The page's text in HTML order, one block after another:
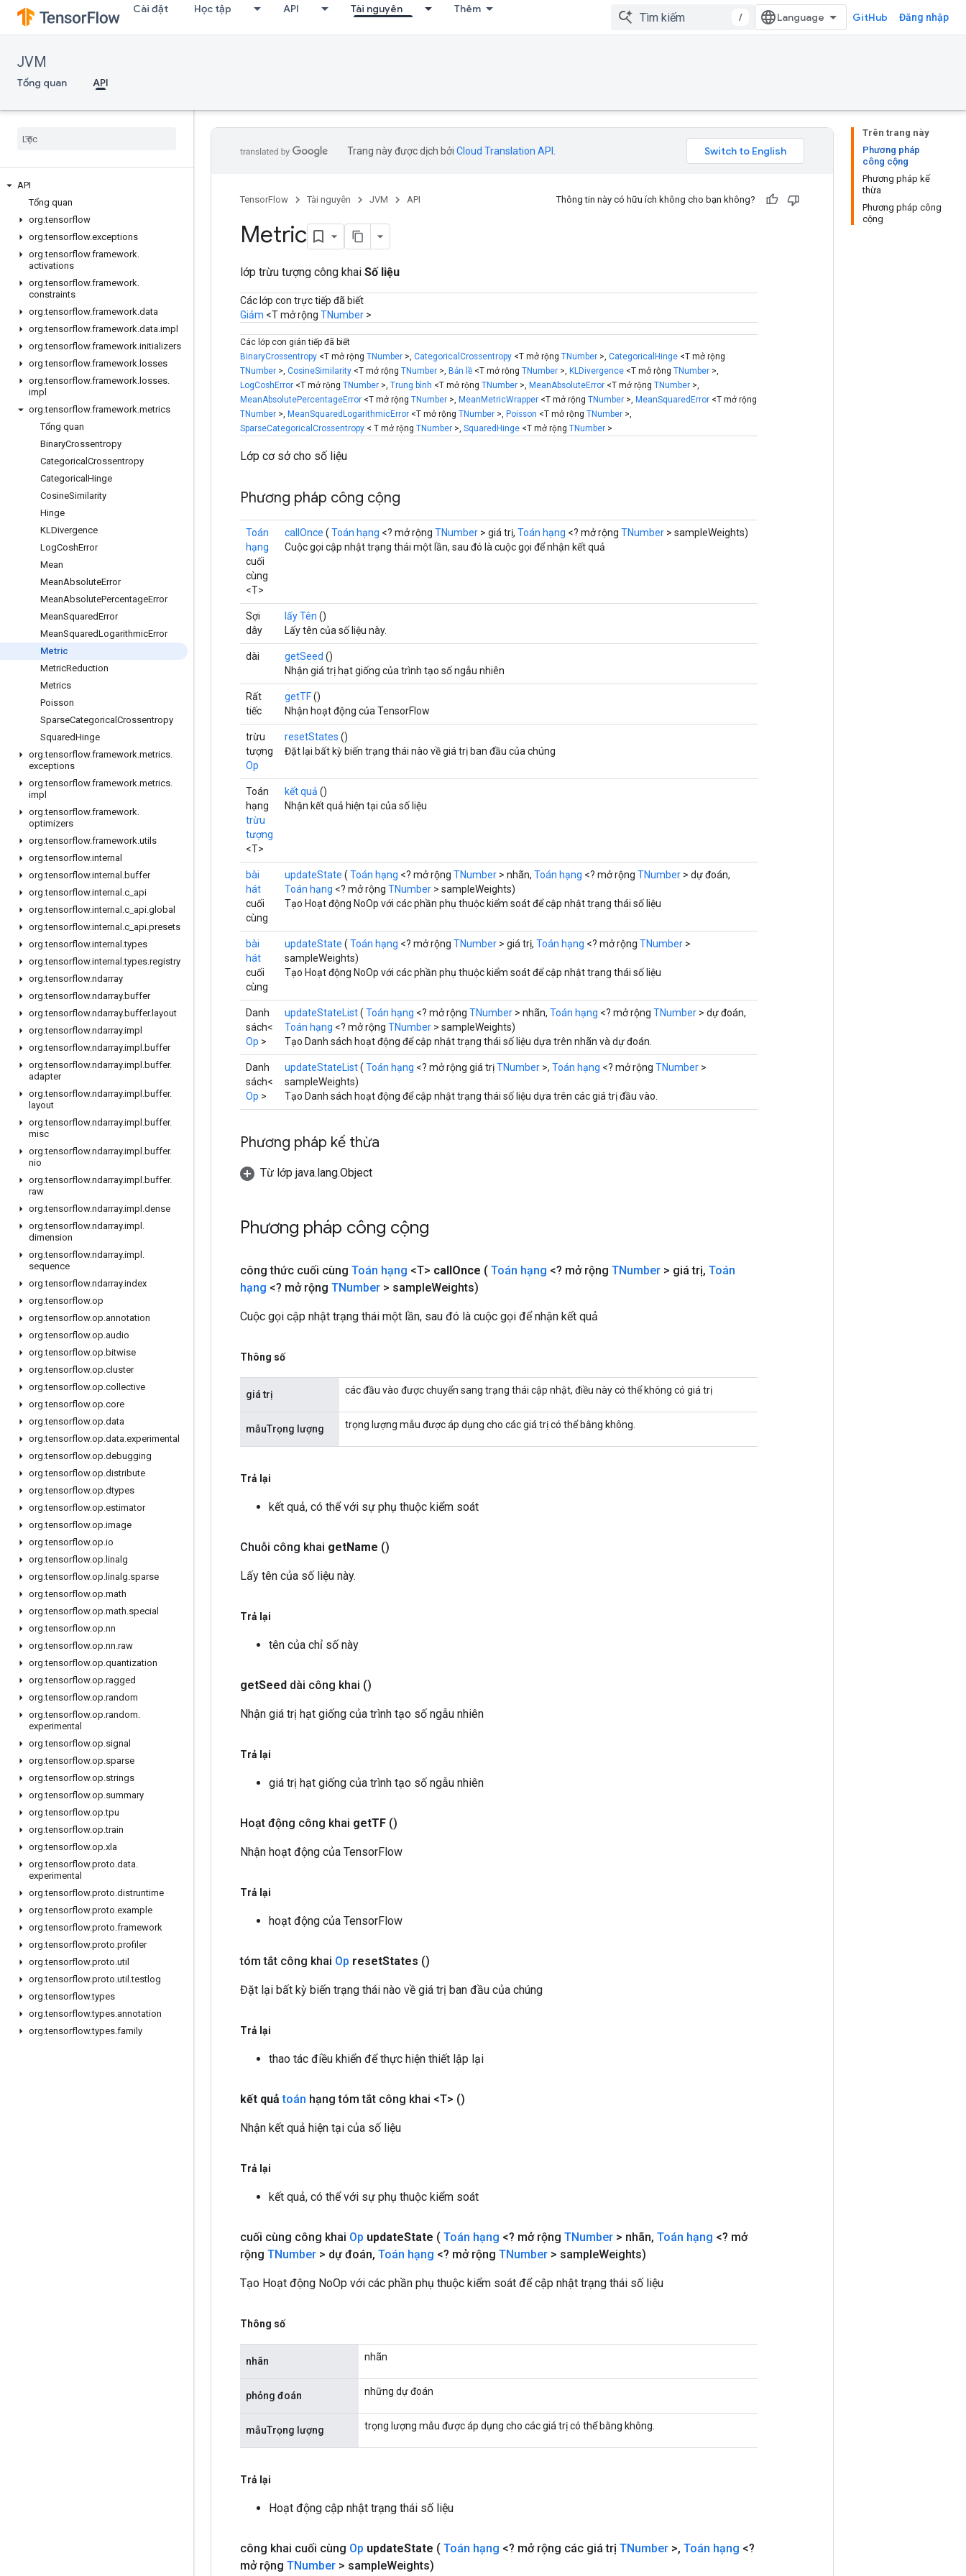
Cài đặt Học tập API Tài nguyên Thêm
/ GitHub Đăng nhập
JVM
Tổng quan API
API
Tổng quan
org.tensorflow
org.tensorflow.exceptions
org.tensorflow.framework.
activations
org.tensorflow.framework.
constraints
org.tensorflow.framework.data
org.tensorflow.framework.data.impl
org.tensorflow.framework.initializers
org.tensorflow.framework. losses
org.tensorflow.framework. losses.
impl
org.tensorflow.framework.metrics
Tổng quan
BinaryCrossentropy
Categorical Crossentropy
Categorical Hinge
CosineSimilarity
Hinge
KLDivergence
LogCoshError
Mean
MeanAbsoluteError
MeanAbsolutePercentageError
MeanSquaredError
MeanSquaredLogarithmicError
Metric
MetricReduction
Metrics
Poisson
SparseCategorical Crossentropy
SquaredHinge
org.tensorflow.framework.metrics.
exceptions
org.tensorflow.framework.metrics.
impl
org.tensorflow.framework.
optimizers
org.tensorflow.framework.utils
org.tensorflow.internal
org.tensorflow.internal .buffer
org.tensorflow.internal .c api
org.tensorflow.internal .c api.global
org.tensorflow.internal .c api.presets
org.tensorflow.internal .types
org.tensorflow.internal .types.registry
org.tensorflow.ndarray
org.tensorflow.ndarray.buffer
org.tensorflow.ndarray.buffer. layout
org.tensorflow.ndarray.impl
org.tensorflow.ndarray.impl .buffer
org.tensorflow.ndarray.impl .buffer.
adapter
org.tensorflow.ndarray.impl .buffer.
layout
org.tensorflow.ndarray.impl .buffer.
misc
org.tensorflow.ndarray.impl .buffer.
nio
org.tensorflow.ndarray.impl .buffer.
raw
org.tensorflow.ndarray.impl .dense
org.tensorflow.ndarray.impl .
dimension
org.tensorflow.ndarray.impl .
sequence
org.tensorflow.ndarray.index
org.tensorflow.op
org.tensorflow.op.annotation
org.tensorflow.op.audio
org.tensorflow.op.bitwise
org.tensorflow.op.cluster
org.tensorflow.op.collective
org.tensorflow.op.core
org.tensorflow.op.data
org.tensorflow.op.data.experimental
org.tensorflow.op.debugging
org.tensorflow.op.distribute
org.tensorflow.op.dtypes
org.tensorflow.op.estimator
org.tensorflow.op.image
org.tensorflow.op.io
org.tensorflow.op. linalg
org.tensorflow.op. linalg.sparse
org.tensorflow.op.math
org.tensorflow.op.math.special
org.tensorflow.op.nn
org.tensorflow.op.nn.raw
org.tensorflow.op.quantization
org.tensorflow.op.ragged
org.tensorflow.op.random
org.tensorflow.op.random.
experimental
org.tensorflow.op.signal
org.tensorflow.op.sparse
org.tensorflow.op.strings
org.tensorflow.op.summary
org.tensorflow.op.tpu
org.tensorflow.op.train
org.tensorflow.op.xla
org.tensorflow.proto.data.
experimental
org.tensorflow.proto.distruntime
org.tensorflow.proto.example
org.tensorflow.proto.framework
org.tensorflow.proto.profiler
org.tensorflow.proto.util
org.tensorflow.proto.util .testlog
org.tensorflow.types
org.tensorflow.types.annotation
org.tensorflow.types.family
Trên trang này
Phương pháp
công cộng
Phương pháp kế
thừa
Phương pháp công
cộng
Trang này được dịch bởi Cloud Translation API
TensorFlow Tài nguyên JVM API Thông tin này có hữu ích không cho bạn không?
Metric
lớp trừu tượng công khai Số liệu
Các lớp con trực tiếp đã biết
Giảm <T mở rộng TNumber >
Các lớp con gián tiếp đã biết
BinaryCrossentropy <T mở rộng TNumber >, CategoricalCrossentropy <T mở rộng TNumber >, CategoricalHinge <T mở rộng
TNumber >, CosineSimilarity <T mở rộng TNumber >, Bản lề <T mở rộng TNumber >, KLDivergence <T mở rộng TNumber >,
LogCoshError <T mở rộng TNumber >, Trung bình <T mở rộng TNumber >, MeanAbsoluteError <T mở rộng TNumber >,
MeanAbsolutePercentageError <T mở rộng TNumber >, MeanMetricWrapper <T mở rộng TNumber >, MeanSquaredError <T mở rộng
TNumber >, MeanSquaredLogarithmicError <T mở rộng TNumber >, Poisson <T mở rộng TNumber >,
SparseCategoricalCrossentropy < T mở rộng TNumber >, SquaredHinge <T mở rộng TNumber >
Lớp cơ sở cho số liệu
Phương pháp công cộng
Toán
hạng
cuối
cùng
<T>
callOnce ( Toán hạng <? mở rộng TNumber > giá trị, Toán hạng <? mở rộng TNumber > sampleWeights)
Cuộc gọi cập nhật trạng thái một lần, sau đó là cuộc gọi để nhận kết quả
Sợi
dây
lấy Tên ()
Lấy tên của số liệu này.
dài getSeed ()
Nhận giá trị hạt giống của trình tạo số ngẫu nhiên
Rất
tiếc
getTF()
Nhận hoạt động của TensorFlow
trừu
tượng
Op
resetStates ()
Đặt lại bất kỳ biến trạng thái nào về giá trị ban đầu của chúng
Toán
hạng
trừu
tượng
<T>
kết quả ()
Nhận kết quả hiện tại của số liệu
bài
hát
cuối
cùng
updateState ( Toán hạng <? mở rộng TNumber > nhãn, Toán hạng <? mở rộng TNumber > dự đoán,
Toán hạng <? mở rộng TNumber > sampleWeights)
Tạo Hoạt động NoOp với các phần phụ thuộc kiểm soát để cập nhật trạng thái số liệu
bài
hát
cuối
cùng
updateState ( Toán hạng <? mở rộng TNumber > giá trị, Toán hạng <? mở rộng TNumber >
sampleWeights)
Tạo Hoạt động NoOp với các phần phụ thuộc kiểm soát để cập nhật trạng thái số liệu
Danh
sách<
Op >
updateStateList( Toán hạng <? mở rộng TNumber > nhãn, Toán hạng <? mở rộng TNumber > dự đoán,
Toán hạng <? mở rộng TNumber > sampleWeights)
Tạo Danh sách hoạt động để cập nhật trạng thái số liệu dựa trên nhãn và dự đoán.
Danh
sách<
Op >
updateStateList( Toán hạng <? mở rộng giá trịTNumber >, Toán hạng <? mở rộng TNumber >
sampleWeights)
Tạo Danh sách hoạt động để cập nhật trạng thái số liệu dựa trên các giá trị đầu vào.
Phương pháp kế thừa
Từ lớp java.lang.Object
Phương pháp công cộng
công thức cuối cùng Toán hạng <T> callOnce ( Toán hạng <? mở rộng TNumber > giá trị, Toán
hạng <? mở rộng TNumber > sampleWeights)
Cuộc gọi cập nhật trạng thái một lần, sau đó là cuộc gọi để nhận kết quả
Thông số
giá trị các đầu vào được chuyển sang trạng thái cập nhật, điều này có thể không có giá trị
mẫuTrọng lượng trọng lượng mẫu được áp dụng cho các giá trị có thể bằng không.
Trả lại
kết quả, có thể với sự phụ thuộc kiểm soát
Chuỗi công khai getName ()
Lấy tên của số liệu này.
Trả lại
tên của chỉ số này
getSeed dài công khai ()
Nhận giá trị hạt giống của trình tạo số ngẫu nhiên
Trả lại
giá trị hạt giống của trình tạo số ngẫu nhiên
Hoạt động công khai getTF ()
Nhận hoạt động của TensorFlow
Trả lại
hoạt động của TensorFlow
tóm tắt công khai Op resetStates ()
Đặt lại bất kỳ biến trạng thái nào về giá trị ban đầu của chúng
Trả lại
thao tác điều khiển để thực hiện thiết lập lại
kết quả toán hạng tóm tắt công khai <T> ()
Nhận kết quả hiện tại của số liệu
Trả lại
kết quả, có thể với sự phụ thuộc kiểm soát
cuối cùng công khai Op updateState ( Toán hạng <? mở rộng TNumber > nhãn, Toán hạng <? mở
rộng TNumber > dự đoán, Toán hạng <? mở rộng TNumber > sampleWeights)
Tạo Hoạt động NoOp với các phần phụ thuộc kiểm soát để cập nhật trạng thái số liệu
Thông số
nhãn nhãn
phỏng đoán những dự đoán
mẫuTrọng lượng trọng lượng mẫu được áp dụng cho các giá trị có thể bằng không.
Trả lại
Hoạt động cập nhật trạng thái số liệu
công khai cuối cùng Op updateState ( Toán hạng <? mở rộng các giá trị TNumber >, Toán hạng <?
mở rộng TNumber > sampleWeights)